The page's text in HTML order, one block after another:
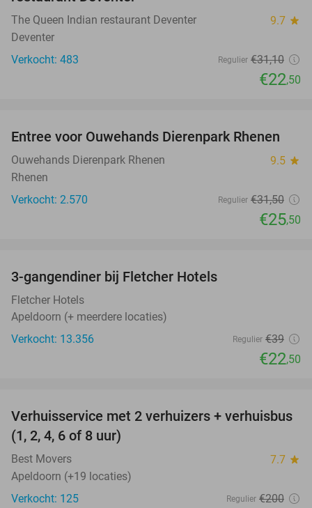
The Queen Indian restaurant Deventer 9.7 star
Deventer
Verkocht: 483
Regulier €31,10
€22,50
19%
Entree voor Ouwehands Dierenpark Rhenen
Ouwehands Dierenpark Rhenen 9.5 star
Rhenen
Verkocht: 2.570
Regulier €31,50
€25,50
3-gangendiner bij Fletcher Hotels
Fletcher Hotels
Apeldoorn (+ meerdere locaties)
Verkocht: 13.356
Regulier €39
€22,50
80%
Verhuisservice met 2 verhuizers + verhuisbus
(1, 2, 4, 6 of 8 uur)
Best Movers 7.7 star
Apeldoorn (+19 locaties)
Verkocht: 125
Regulier €200